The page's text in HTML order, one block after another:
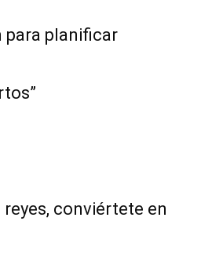
para planificar
reyes, conviértete en